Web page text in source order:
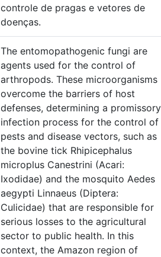
controle de pragas e vetores de
doenças.
The entomopathogenic fungi are
agents used for the control of
arthropods. These microorganisms
overcome the barriers of host
defenses, determining a promissory
infection process for the control of
pests and disease vectors, such as
the bovine tick Rhipicephalus
microplus Canestrini (Acari:
Ixodidae) and the mosquito Aedes
aegypti Linnaeus (Diptera:
Culicidae) that are responsible for
serious losses to the agricultural
sector to public health. In this
context, the Amazon region of